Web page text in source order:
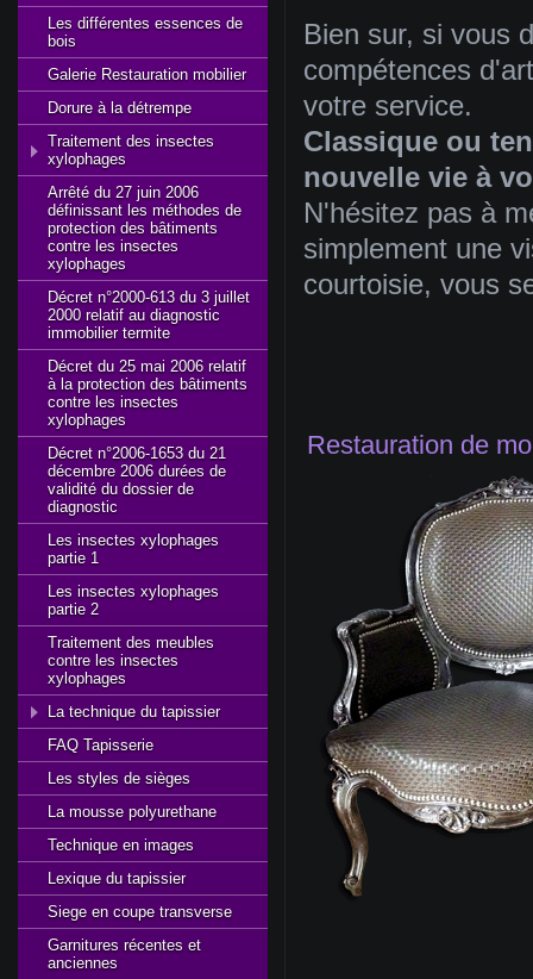
Bien sur, si vous
compétences
votre service.
Classique ou
nouvelle vie à
N'hésitez pas à
simplement une
courtoisie, vous
Restauration de
Les différentes essences de
bois
Galerie Restauration mobilier
Dorure à la détrempe
Traitement des insectes
xylophages
Arrêté du 27 juin 2006
définissant les méthodes de
protection des bâtiments
contre les insectes
xylophages
Décret n°2000-613 du 3 juillet
2000 relatif au diagnostic
immobilier termite
Décret du 25 mai 2006 relatif
à la protection des bâtiments
contre les insectes
xylophages
Décret n°2006-1653 du 21
décembre 2006 durées de
validité du dossier de
diagnostic
Les insectes xylophages
partie 1
Les insectes xylophages
partie 2
Traitement des meubles
contre les insectes
xylophages
La technique du tapissier
FAQ Tapisserie
Les styles de sièges
La mousse polyurethane
Technique en images
Lexique du tapissier
Siege en coupe transverse
Garnitures récentes et
anciennes